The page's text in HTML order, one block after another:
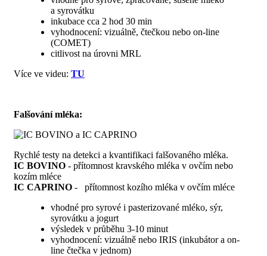
a syrovátku
inkubace cca 2 hod 30 min
vyhodnocení: vizuálně, čtečkou nebo on-line
(COMET)
citlivost na úrovni MRL
Více ve videu: TU
Falšování mléka:
Rychlé testy na detekci a kvantifikaci falšovaného mléka.
IC BOVINO - přítomnost kravského mléka v ovčím nebo
kozím mléce
IC CAPRINO - přítomnost kozího mléka v ovčím mléce
vhodné pro syrové i pasterizované mléko, sýr,
syrovátku a jogurt
výsledek v průběhu 3-10 minut
vyhodnocení: vizuálně nebo IRIS (inkubátor a on-
line čtečka v jednom)